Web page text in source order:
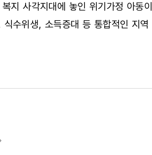
지 사각지대에 놓인 위기가정 아동이
수위생, 소득증대 등 통합적인 지역